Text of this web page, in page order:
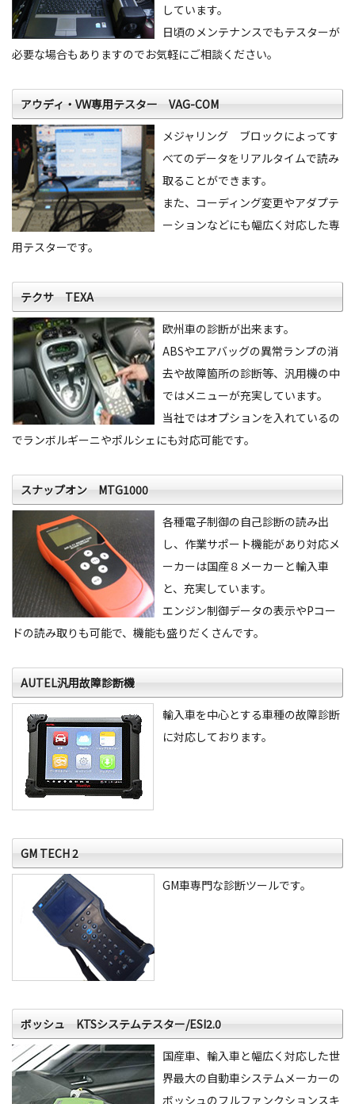
しています。
日頃のメンテナンスでもテスターが
必要な場合もありますのでお気軽にご相談ください。
アウディ・VW専用テスター VAG-COM
メジャリング ブロックによってす
べてのデータをリアルタイムで読み
取ることができます。
また、コーディング変更やアダプテ
ーションなどにも幅広く対応した専
用テスターです。
テクサ TEXA
欧州車の診断が出来ます。
ABSやエアバッグの異常ランプの消
去や故障箇所の診断等、汎用機の中
ではメニューが充実しています。
当社ではオプションを入れているの
でランボルギーニやポルシェにも対応可能です。
スナップオン MTG1000
各種電子制御の自己診断の読み出
し、作業サポート機能があり対応メ
ーカーは国産８メーカーと輸入車
と、充実しています。
エンジン制御データの表示やPコー
ドの読み取りも可能で、機能も盛りだくさんです。
AUTEL汎用故障診断機
輸入車を中心とする車種の故障診断
に対応しております。
GM TECH 2
GM車専門な診断ツールです。
ボッシュ KTSシステムテスター/ESI2.0
国産車、輸入車と幅広く対応した世
界最大の自動車システムメーカーの
ボッシュのフルファンクションスキ